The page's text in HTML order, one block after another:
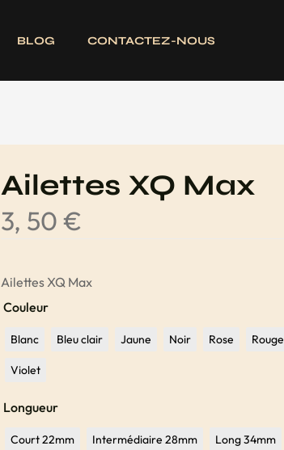
BLOG CONTACTEZ-NOUS
Ailettes XQ Max
3, 50€
Ailettes XQ Max
Couleur
Blanc Bleu clair Jaune Noir Rose Rouge
Violet
Longueur
Court 22mm Intermédiaire 28mm Long 34mm